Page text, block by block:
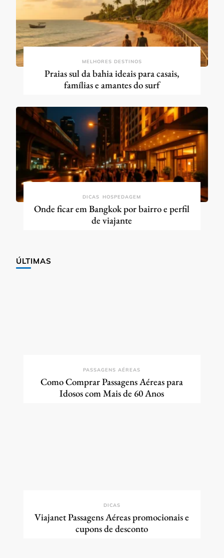
MELHORES DESTINOS
Praias sul da bahia ideais para casais,
famílias e amantes do surf
DICAS HOSPEDAGEM
Onde ficar em Bangkok por bairro e perfil
de viajante
ÚLTIMAS
PASSAGENS AÉREAS
Como Comprar Passagens Aéreas para
Idosos com Mais de 60 Anos
DICAS
Viajanet Passagens Aéreas promocionais e
cupons de desconto